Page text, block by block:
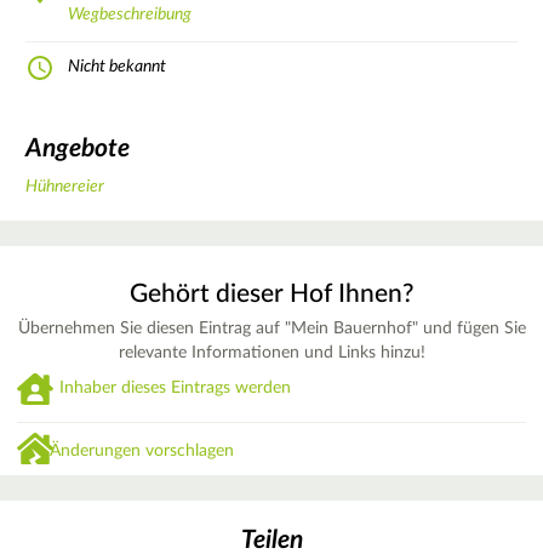
Wegbeschreibung
Nicht bekannt
Angebote
Hühnereier
Gehört dieser Hof Ihnen?
Übernehmen Sie diesen Eintrag auf "Mein Bauernhof" und fügen Sie
relevante Informationen und Links hinzu!
Inhaber dieses Eintrags werden
Änderungen vorschlagen
Teilen